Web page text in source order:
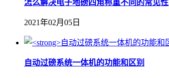
怎么解决电子地磅四角称重不同的常见性
2021年02月05日
自动过磅系统一体机的功能和区别